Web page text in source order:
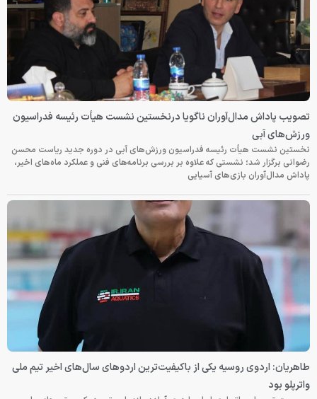
تصویب پاداش مدال‌آوران ناگویا درنخستین نشست هیأت رئیسه فدراسیون
ورزش‌های آبی
نخستین نشست هیأت رئیسه فدراسیون ورزش‌های آبی در دوره جدید ریاست محسن
رضوانی برگزار شد؛ نشستی که علاوه بر بررسی برنامه‌های فنی و عملکرد ماه‌های اخیر،
پاداش مدال‌آوران بازی‌های آسیایی
طاهریان: اردوی روسیه یکی از باکیفیت‌ترین اردوهای سال‌های اخیر تیم ملی
واترپلو بود